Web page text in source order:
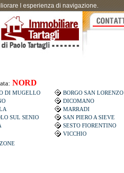
NORD
DI MUGELLO
BORGO SAN LORENZO
DICOMANO
MARRADI
SUL SENIO
SAN PIERO A SIEVE
SESTO FIORENTINO
VICCHIO
l esperienza di navigazione.